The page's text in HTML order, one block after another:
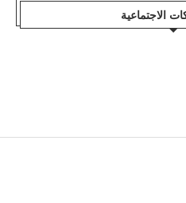
الاجتماعية